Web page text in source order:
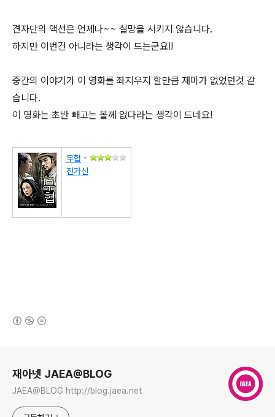
견자단의 액션은 언제나~~ 실망을 시키지 않습니다.
하지만 이번건 아니라는 생각이 드는군요!!
중간의 이야기가 이 영화를 좌지우지 할만큼 재미가 없었던것 같
습니다.
이 영화는 초반 빼고는 볼께 없다라는 생각이 드네요!
무협 -
진가신
재아넷 JAEA@BLOG
JAEA@BLOG http://blog.jaea.net